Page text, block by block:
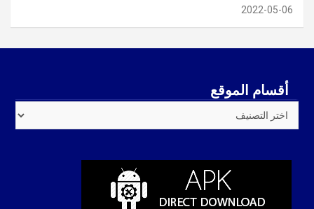
2022-05-06
أقسام الموقع
الموقع